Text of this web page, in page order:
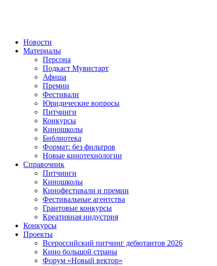
Новости
Материалы
Персона
Подкаст Мувистарт
Афиша
Премии
Фестивали
Юридические вопросы
Питчинги
Конкурсы
Киношколы
Библиотека
Формат: без фильтров
Новые кинотехнологии
Справочник
Питчинги
Киношколы
Кинофестивали и премии
Фестивальные агентства
Грантовые конкурсы
Креативная индустрия
Конкурсы
Проекты
Всероссийский питчинг дебютантов 2026
Кино большой страны
Форум «Новый вектор»